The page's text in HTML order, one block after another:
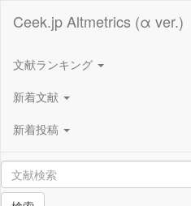
Ceek.jp Altmetrics (α ver.)
文献ランキング
新着文献
新着投稿